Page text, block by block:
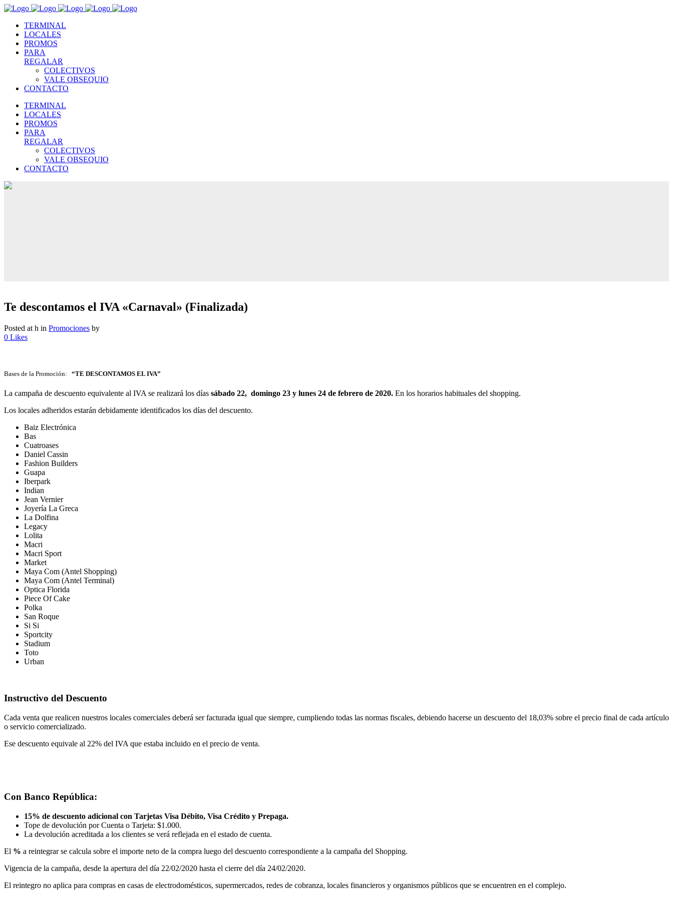
TERMINAL
LOCALES
PROMOS
PARA
REGALAR
COLECTIVOS
VALE OBSEQUIO
CONTACTO
TERMINAL
LOCALES
PROMOS
PARA
REGALAR
COLECTIVOS
VALE OBSEQUIO
CONTACTO
Te descontamos el IVA «Carnaval» (Finalizada)
Posted at h in Promociones by
0 Likes
Bases de la Promoción: “TE DESCONTAMOS EL IVA”
La campaña de descuento equivalente al IVA se realizará los días sábado 22, domingo 23 y lunes 24 de febrero de 2020. En los horarios habituales del shopping.
Los locales adheridos estarán debidamente identificados los días del descuento.
Baiz Electrónica
Bas
Cuatroases
Daniel Cassin
Fashion Builders
Guapa
Iberpark
Indian
Jean Vernier
Joyería La Greca
La Dolfina
Legacy
Lolita
Macri
Macri Sport
Market
Maya Com (Antel Shopping)
Maya Com (Antel Terminal)
Optica Florida
Piece Of Cake
Polka
San Roque
Si Si
Sportcity
Stadium
Toto
Urban
Instructivo del Descuento
Cada venta que realicen nuestros locales comerciales deberá ser facturada igual que siempre, cumpliendo todas las normas fiscales, debiendo hacerse un descuento del 18,03% sobre el precio final de cada artículo
o servicio comercializado.
Ese descuento equivale al 22% del IVA que estaba incluido en el precio de venta.
Con Banco República:
15% de descuento adicional con Tarjetas Visa Débito, Visa Crédito y Prepaga.
Tope de devolución por Cuenta o Tarjeta: $1.000.
La devolución acreditada a los clientes se verá reflejada en el estado de cuenta.
El % a reintegrar se calcula sobre el importe neto de la compra luego del descuento correspondiente a la campaña del Shopping.
Vigencia de la campaña, desde la apertura del día 22/02/2020 hasta el cierre del día 24/02/2020.
El reintegro no aplica para compras en casas de electrodomésticos, supermercados, redes de cobranza, locales financieros y organismos públicos que se encuentren en el complejo.